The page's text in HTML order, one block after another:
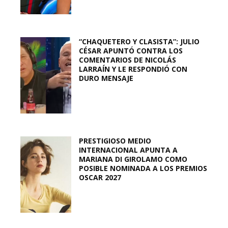
“CHAQUETERO Y CLASISTA”: JULIO
CÉSAR APUNTÓ CONTRA LOS
COMENTARIOS DE NICOLÁS
LARRAÍN Y LE RESPONDIÓ CON
DURO MENSAJE
PRESTIGIOSO MEDIO
INTERNACIONAL APUNTA A
MARIANA DI GIROLAMO COMO
POSIBLE NOMINADA A LOS PREMIOS
OSCAR 2027